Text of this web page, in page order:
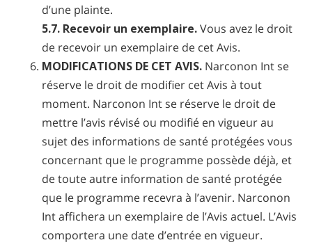
d’une plainte.
5.7. Recevoir un exemplaire.Vous avez le droit
de recevoir un exemplaire de cet Avis.
MODIFICATIONS DE CET AVIS. Narconon Int se
réserve le droit de modifier cet Avis à tout
moment. Narconon Int se réserve le droit de
mettre l’avis révisé ou modifié en vigueur au
sujet des informations de santé protégées vous
concernant que le programme possède déjà, et
de toute autre information de santé protégée
que le programme recevra à l’avenir. Narconon
Int affichera un exemplaire de l’Avis actuel. L’Avis
comportera une date d’entrée en vigueur.